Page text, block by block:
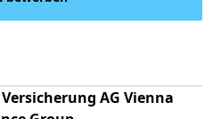
Versicherung AG Vienna